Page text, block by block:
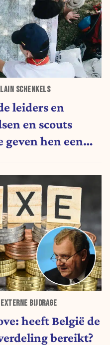
SCHENKELS
leiders en
en scouts
hen een
BIJDRAGE
heeft België de
bereikt?